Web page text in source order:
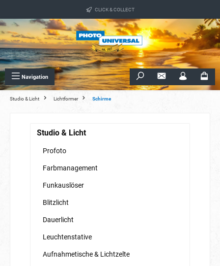
CLICK & COLLECT
Navigation
Studio & Licht Lichtformer Schirme
Studio & Licht
Profoto
Farbmanagement
Funkauslöser
Blitzlicht
Dauerlicht
Leuchtenstative
Aufnahmetische & Lichtzelte